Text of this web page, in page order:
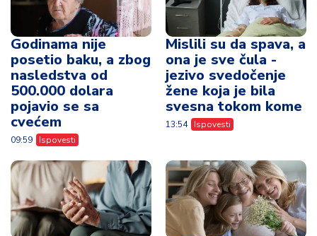
Godinama nije
posetio baku, a zbog
nasledstva od
500.000 dolara
pojavio se sa
cvećem
09:59 Ispovesti
Mislili su da spava, a
ona je sve čula -
jezivo svedočenje
žene koja je bila
svesna tokom kome
13:54 Ispovesti